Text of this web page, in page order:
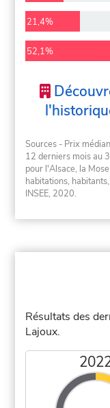
21,4%
52,1%
Sources - Prix
12 derniers mois au
pour l'Alsace, la
habitations,
INSEE, 2020.
Résultats des
Lajoux.